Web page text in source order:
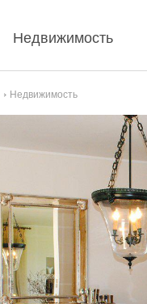
Недвижимость
Недвижимость